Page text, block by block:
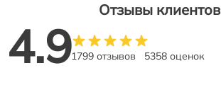
Отзывы клиентов
4.91799 отзывов 5358 оценок